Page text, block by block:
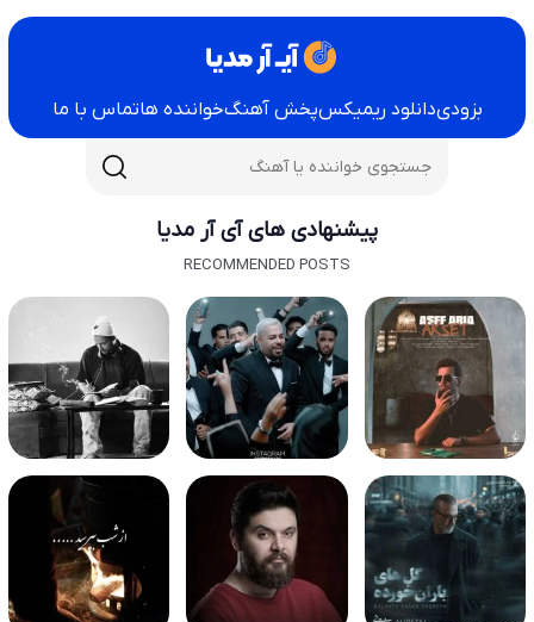
بزودیدانلود ریمیکسپخش آهنگخواننده هاتماس با ما
پیشنهادی های آی آر مدیا
RECOMMENDED POSTS